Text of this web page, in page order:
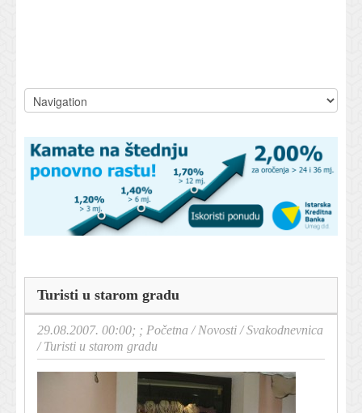
Turisti u starom gradu
29.08.2007. 00:00; ; Početna /Novosti /Svakodnevnica
/Turisti u starom gradu